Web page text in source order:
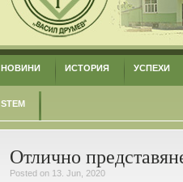
НОВИНИ ИСТОРИЯ УСПЕХИ
STEM
Отлично
Posted on 13. Jun, 2020